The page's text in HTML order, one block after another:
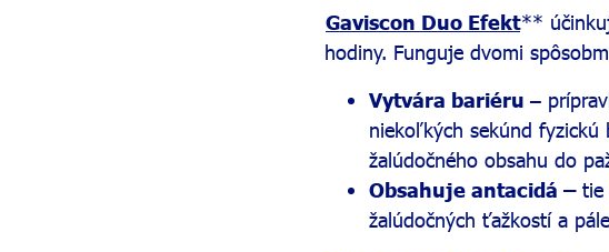
Gaviscon Duo Efekt**
hodiny. Funguje dvomi
Vytvára bariéru –
niekoľkých sekúnd fyzickú
žalúdočného obsahu do
Obsahuje antacidá –tie
žalúdočných ťažkostí a